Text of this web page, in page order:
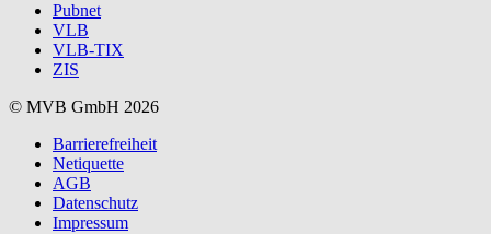
Pubnet
VLB
VLB-TIX
ZIS
© MVB GmbH 2026
Barrierefreiheit
Netiquette
AGB
Datenschutz
Impressum